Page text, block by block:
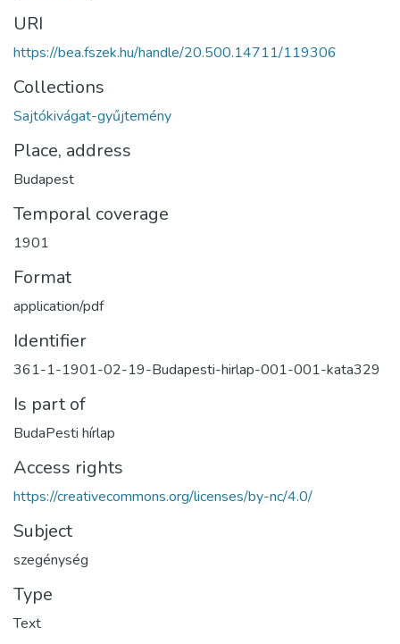
URI
https://bea.fszek.hu/handle/20.500.14711/119306
Collections
Sajtókivágat-gyűjtemény
Place, address
Budapest
Temporal coverage
1901
Format
application/pdf
Identifier
361-1-1901-02-19-Budapesti-hirlap-001-001-kata329
Is part of
BudaPesti hírlap
Access rights
https://creativecommons.org/licenses/by-nc/4.0/
Subject
szegénység
Type
Text